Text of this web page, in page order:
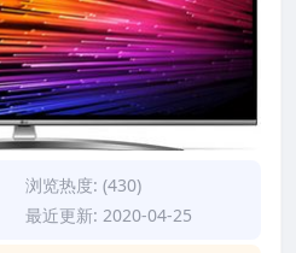
浏览热度: (430)
最近更新: 2020-04-25